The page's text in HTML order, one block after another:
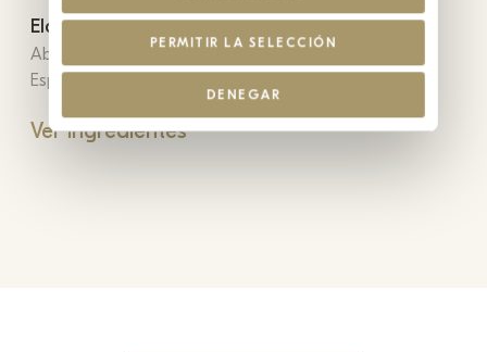
PERMITIR LA SELECCIÓN
DENEGAR
Elaborado y embotellado por
Abadía Retuerta S.A. Sardón de Duero - Valladolid -
España. R.E.8.012 - VA
Ver ingredientes